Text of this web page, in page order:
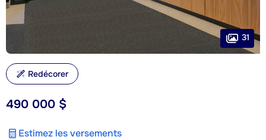
490 000 $
Estimez les versements
31
Redécorer